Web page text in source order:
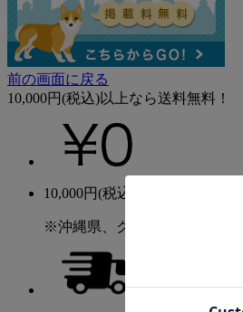
前の画面に戻る
10,000円(税込)以上なら送料無料！
10,000円(税込)以上のご購入で
※沖縄県、クール便、大型送料